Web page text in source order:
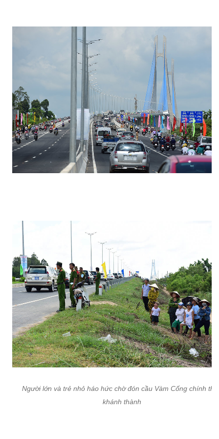
Người lớn và trẻ nhỏ háo hức chờ đón cầu Vàm Cống chính
khánh thành